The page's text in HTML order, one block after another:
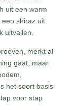
uit een warm
shiraz uit
uitvallen.
merkt al
gaat, maar
het soort basis
voor stap